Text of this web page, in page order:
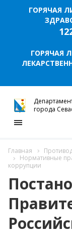
Главная
Нормативные
коррупции
ГОРЯЧАЯ
ГОРЯЧАЯ
города